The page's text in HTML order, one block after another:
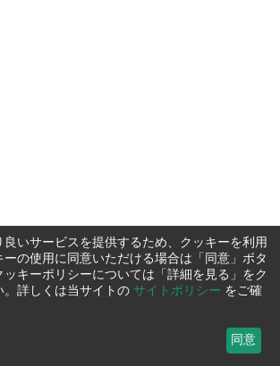
いサービスを提供するため、クッキーを利用
ーの使用に同意いただける場合は「同意」ボタ
ッキーポリシーについては「詳細を見る」をク
。詳しくは当サイトの サイトポリシー をご確
同意